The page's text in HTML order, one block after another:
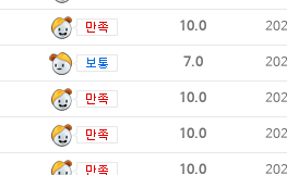
10.0
7.0
10.0
10.0
10.0